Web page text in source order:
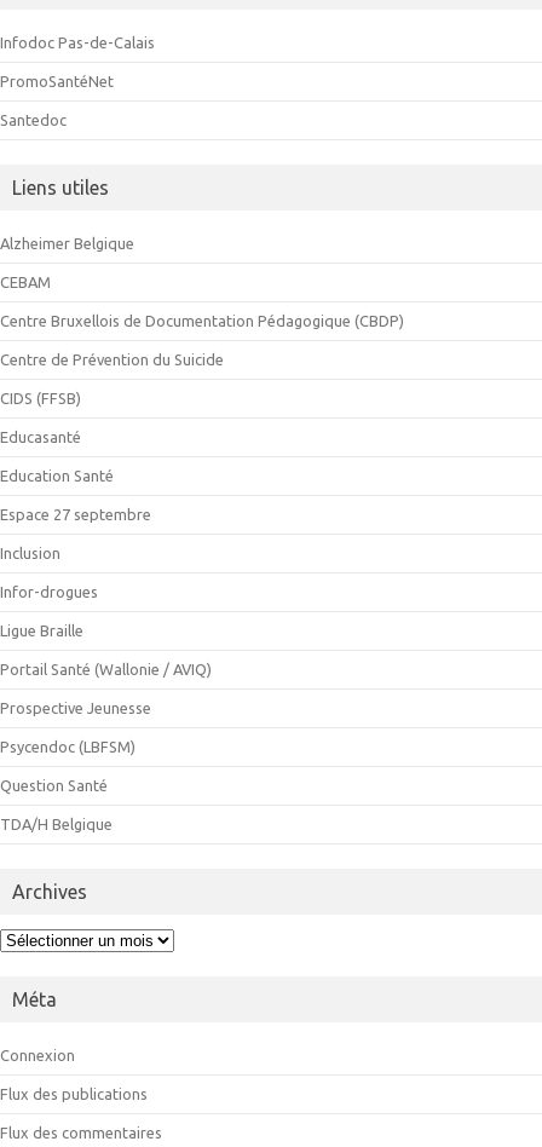
Infodoc Pas-de-Calais
PromoSantéNet
Santedoc
Liens utiles
Alzheimer Belgique
CEBAM
Centre Bruxellois de Documentation Pédagogique (CBDP)
Centre de Prévention du Suicide
CIDS (FFSB)
Educasanté
Education Santé
Espace 27 septembre
Inclusion
Infor-drogues
Ligue Braille
Portail Santé (Wallonie / AVIQ)
Prospective Jeunesse
Psycendoc (LBFSM)
Question Santé
TDA/H Belgique
Archives
Archives
Méta
Connexion
Flux des publications
Flux des commentaires